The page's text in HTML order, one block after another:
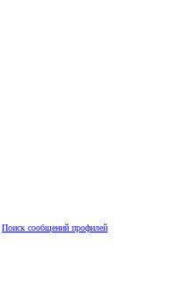
Поиск сообщений профилей